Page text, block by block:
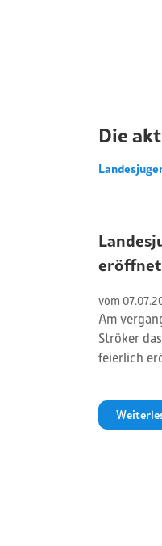
Die
eröffnet
vom 07.07.
Am
Ströker
feierlich